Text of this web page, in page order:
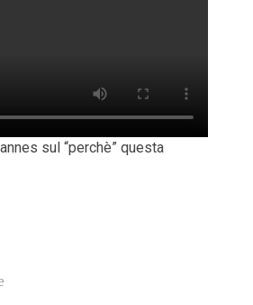
sul “perchè” questa